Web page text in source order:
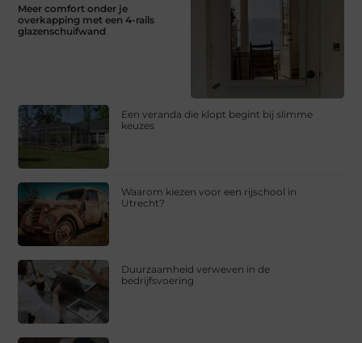
Meer comfort onder je
overkapping met een 4-rails
glazenschuifwand
Een veranda die klopt begint bij slimme
keuzes
Waarom kiezen voor een rijschool in
Utrecht?
Duurzaamheid verweven in de
bedrijfsvoering